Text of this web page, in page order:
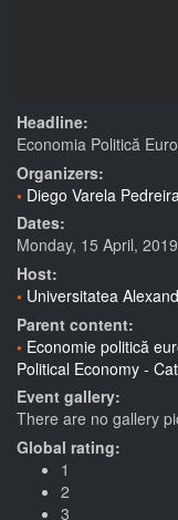
Headline:
Economia Politică
Organizers:
Diego Varela Pedreira
Dates:
Monday, 15 April, 2019
Host:
Universitatea
Parent content:
Economie politică
Political Economy -
Event gallery:
There are no gallery
Global rating:
1
2
3